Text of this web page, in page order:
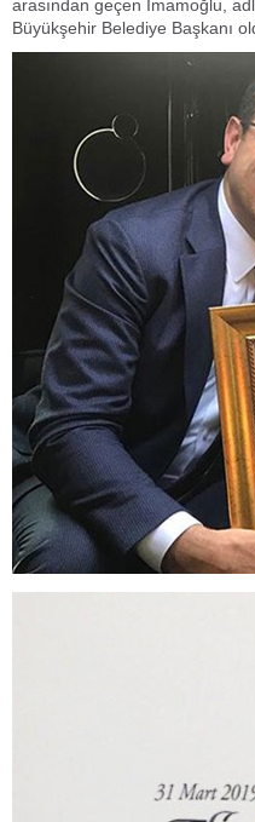
arasından geçen İmamoğlu,
Büyükşehir Belediye Başkanı